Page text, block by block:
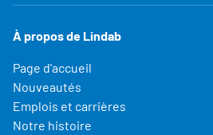
À propos de Lindab
Page d'accueil
Nouveautés
Emplois et carrières
Notre histoire